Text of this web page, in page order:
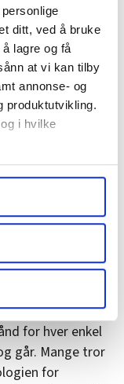
ditt, ved å bruke
lagre og få
at vi kan tilby
annonse- og
produktutvikling.
i hvilke
dine personlige
hvordan de skal
tilbake ditt
hk-nytt.no
(cookies) for å
at vi tilby
utarbeide
bruker
olje og
i å
som
større ambisjon i
har vist.
neste ti årene,
i Norge. Men
på bordet, slik
er garantert
for hver enkel
går. Mange tror
for